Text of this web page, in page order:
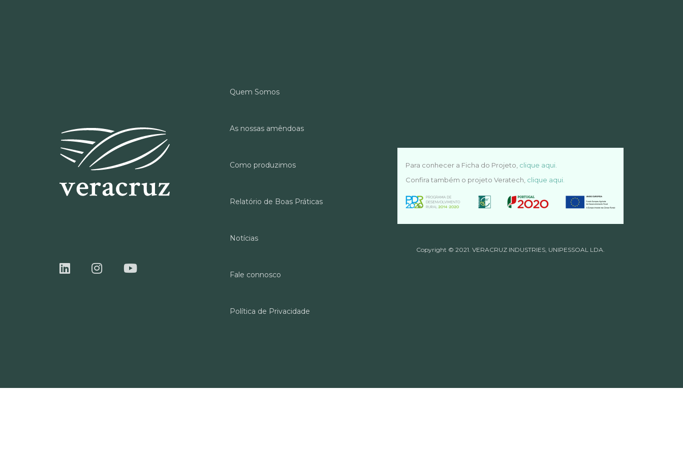
Quem Somos
As nossas amêndoas
Como produzimos
Relatório de Boas Práticas
Notícias
Fale connosco
Política de Privacidade
Para conhecer a Ficha do Projeto, clique aqui.
Confira também o projeto Veratech, clique aqui.
Copyright © 2021. VERACRUZ INDUSTRIES, UNIPESSOAL LDA.